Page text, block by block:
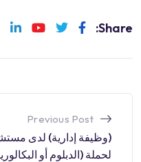
Share:
Previous Post
(وظيفة إدارية) لدى
لحملة (الدبلوم أو